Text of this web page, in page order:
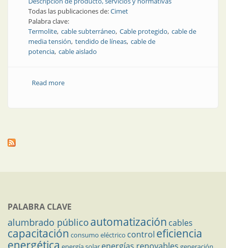
Todas las publicaciones de:Cimet
Palabra clave:
Termolite cable subterráneo Cable protegido cable de
media tensión tendido de líneas cable de
potencia cable aislado
Read moreabout Cables de potencia con la mejor aislación
PALABRA CLAVE
alumbrado público automatización cables
capacitación consumo eléctrico control eficiencia
energética